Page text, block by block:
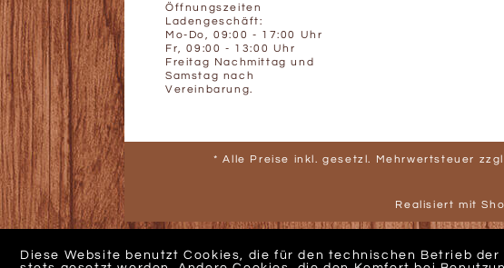
Öffnungszeiten
Ladengeschäft:
Mo-Do, 09:00 - 17:00 Uhr
Fr, 09:00 - 13:00 Uhr
Freitag Nachmittag und
Samstag nach
Vereinbarung.
* Alle Preise inkl. gesetzl. Mehrwertsteuer
Realisiert mit
Diese Website benutzt Cookies, die für den technischen Betrieb